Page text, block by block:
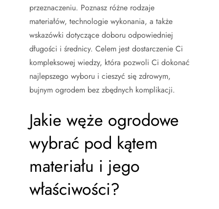
przeznaczeniu. Poznasz różne rodzaje
materiałów, technologie wykonania, a także
wskazówki dotyczące doboru odpowiedniej
długości i średnicy. Celem jest dostarczenie Ci
kompleksowej wiedzy, która pozwoli Ci dokonać
najlepszego wyboru i cieszyć się zdrowym,
bujnym ogrodem bez zbędnych komplikacji.
Jakie węże ogrodowe
wybrać pod kątem
materiału i jego
właściwości?